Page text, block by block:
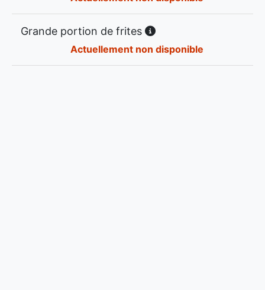
Grande portion de frites
Actuellement non disponible